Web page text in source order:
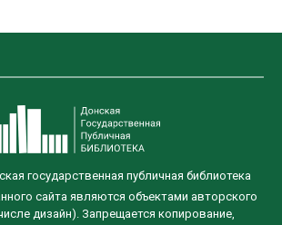
государственная публичная библиотека
сайта являются объектами авторского
дизайн). Запрещается копирование,